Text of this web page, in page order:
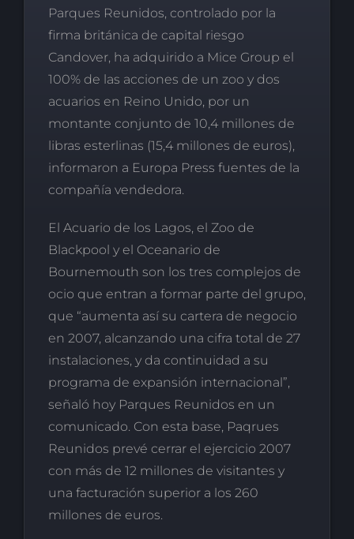
Parques Reunidos, controlado por la
firma británica de capital riesgo
Candover, ha adquirido a Mice Group el
100% de las acciones de un zoo y dos
acuarios en Reino Unido, por un
montante conjunto de 10,4 millones de
libras esterlinas (15,4 millones de euros),
informaron a Europa Press fuentes de la
compañía vendedora.
El Acuario de los Lagos, el Zoo de
Blackpool y el Oceanario de
Bournemouth son los tres complejos de
ocio que entran a formar parte del grupo,
que “aumenta así su cartera de negocio
en 2007, alcanzando una cifra total de 27
instalaciones, y da continuidad a su
programa de expansión internacional”,
señaló hoy Parques Reunidos en un
comunicado. Con esta base, Paqrues
Reunidos prevé cerrar el ejercicio 2007
con más de 12 millones de visitantes y
una facturación superior a los 260
millones de euros.